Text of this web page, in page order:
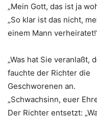
„Mein Gott, das ist ja
„So klar ist das nicht,
einem Mann
„Was hat Sie veranlaßt,
fauchte der Richter die
Geschworenen an.
„Schwachsinn, euer
Der Richter entsetzt: